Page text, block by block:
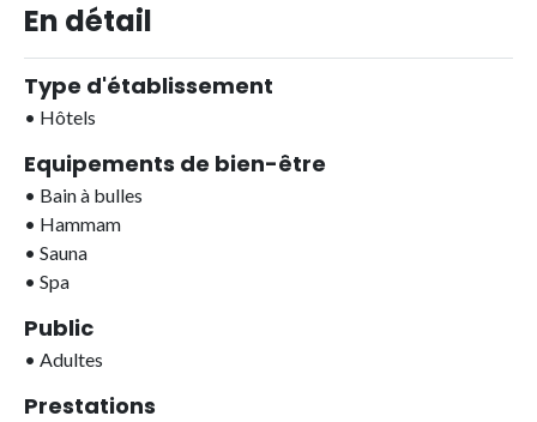
En détail
Type d'établissement
• Hôtels
Equipements de bien-être
• Bain à bulles
• Hammam
• Sauna
• Spa
Public
• Adultes
Prestations